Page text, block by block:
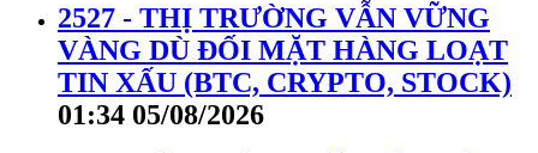
2527 - THỊ TRƯỜNG VẪN VỮNG
VÀNG DÙ ĐỐI MẶT HÀNG LOẠT
TIN XẤU (BTC, CRYPTO, STOCK)
01:34 05/08/2026